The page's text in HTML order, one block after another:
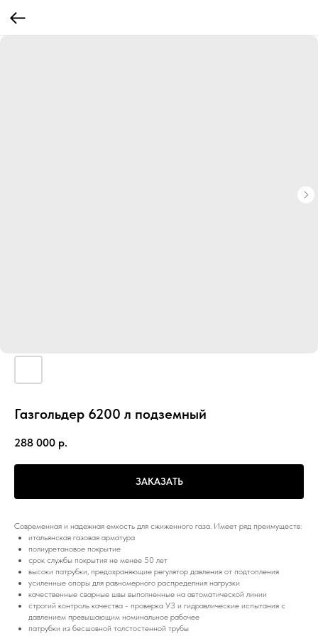
Газгольдер 6200 л подземный
288 000 р.
ЗАКАЗАТЬ
Современная и надежная емкость для сжиженного газа. Имеет ряд преимуществ:
итальянская газовая арматура
полиуретановое покрытие
срок службы покрытия не менее 50 лет
высоки патрубки, предохраняющие регулятор давления от подтопления
усиленные опоры для равномерного распределния нагрузки
качественные сварные швы выполненные на автоматической линии
строгий контроль качества - проверка УЗ и гидравлические испытания с
давлением превышающим номинальное рабочее
патрубки из бесшовной толстостенной трубы